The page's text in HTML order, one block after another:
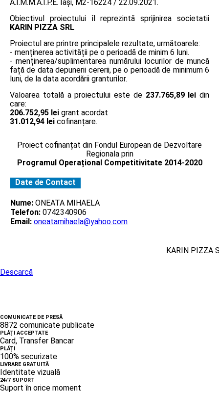
A.I.M.M.A.I.P.E. Iaşi, M2-16224 / 22.09.2021.
Obiectivul proiectului îl reprezintă sprijinirea societatii
KARIN PIZZA SRL
Proiectul are printre principalele rezultate, următoarele:
- menținerea activității pe o perioadă de minim 6 luni.
- menținerea/suplimentarea numărului locurilor de muncă
față de data depunerii cererii, pe o perioadă de minimum 6
luni, de la data acordării granturilor.
Valoarea totală a proiectului este de 237.765,89 lei din
care:
206.752,95 lei grant acordat
31.012,94 lei cofinanțare.
Proiect cofinanțat din Fondul European de Dezvoltare
Regionala prin
Programul Operațional Competitivitate 2014-2020
Date de Contact
Nume: ONEATA MIHAELA
Telefon: 0742340906
Email: oneatamihaela@yahoo.com
KARIN PIZZA
Descarcă
COMUNICATE DE PRESĂ
8872 comunicate publicate
PLĂȚI ACCEPTATE
Card, Transfer Bancar
PLĂȚI
100% securizate
LIVRARE GRATUITĂ
Identitate vizuală
24/7 SUPORT
Suport în orice moment